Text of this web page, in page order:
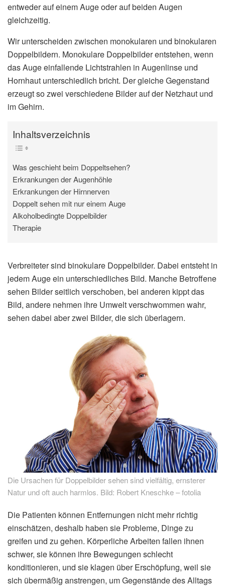
entweder auf einem Auge oder auf beiden Augen
gleichzeitig.
Wir unterscheiden zwischen monokularen und binokularen
Doppelbildern. Monokulare Doppelbilder entstehen, wenn
das Auge einfallende Lichtstrahlen in Augenlinse und
Hornhaut unterschiedlich bricht. Der gleiche Gegenstand
erzeugt so zwei verschiedene Bilder auf der Netzhaut und
im Gehirn.
Inhaltsverzeichnis
Was geschieht beim Doppeltsehen?
Erkrankungen der Augenhöhle
Erkrankungen der Hirnnerven
Doppelt sehen mit nur einem Auge
Alkoholbedingte Doppelbilder
Therapie
Verbreiteter sind binokulare Doppelbilder. Dabei entsteht in
jedem Auge ein unterschiedliches Bild. Manche Betroffene
sehen Bilder seitlich verschoben, bei anderen kippt das
Bild, andere nehmen ihre Umwelt verschwommen wahr,
sehen dabei aber zwei Bilder, die sich überlagern.
Die Ursachen für Doppelbilder sehen sind vielfältig, ernsterer
Natur und oft auch harmlos. Bild: Robert Kneschke – fotolia
Die Patienten können Entfernungen nicht mehr richtig
einschätzen, deshalb haben sie Probleme, Dinge zu
greifen und zu gehen. Körperliche Arbeiten fallen ihnen
schwer, sie können ihre Bewegungen schlecht
konditionieren, und sie klagen über Erschöpfung, weil sie
sich übermäßig anstrengen, um Gegenstände des Alltags